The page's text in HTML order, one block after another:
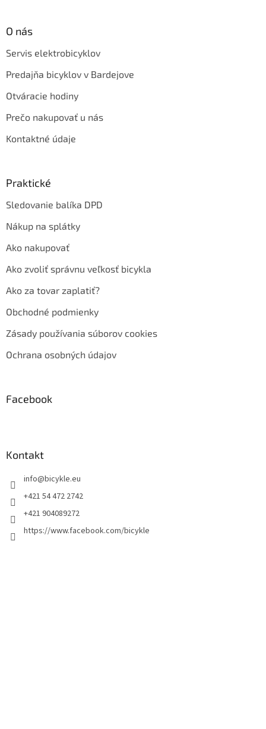
O nás
Servis elektrobicyklov
Predajňa bicyklov v Bardejove
Otváracie hodiny
Prečo nakupovať u nás
Kontaktné údaje
Praktické
Sledovanie balíka DPD
Nákup na splátky
Ako nakupovať
Ako zvoliť správnu veľkosť bicykla
Ako za tovar zaplatiť?
Obchodné podmienky
Zásady používania súborov cookies
Ochrana osobných údajov
Facebook
Kontakt
info@bicykle.eu
+421 54 472 2742
+421 904089272
https://www.facebook.com/bicykle